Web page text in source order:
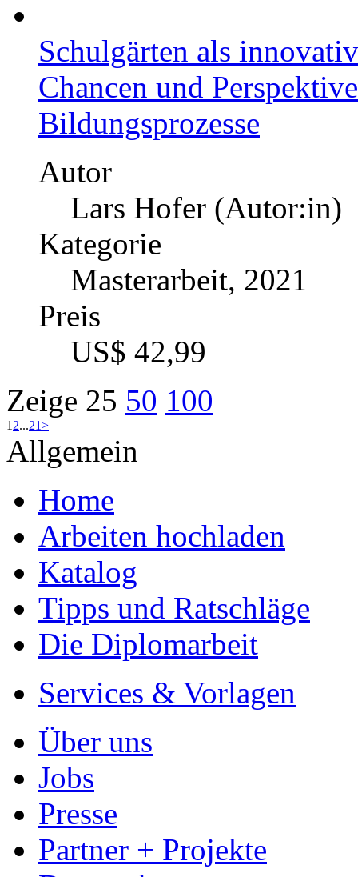
Schulgärten als
Chancen und
Bildungsprozesse
Autor
Lars Hofer (Autor:in)
Kategorie
Masterarbeit, 2021
Preis
US$ 42,99
Zeige 25 50 100
12...21>
Allgemein
Home
Arbeiten hochladen
Katalog
Tipps und Ratschläge
Die Diplomarbeit
Services & Vorlagen
Über uns
Jobs
Presse
Partner + Projekte